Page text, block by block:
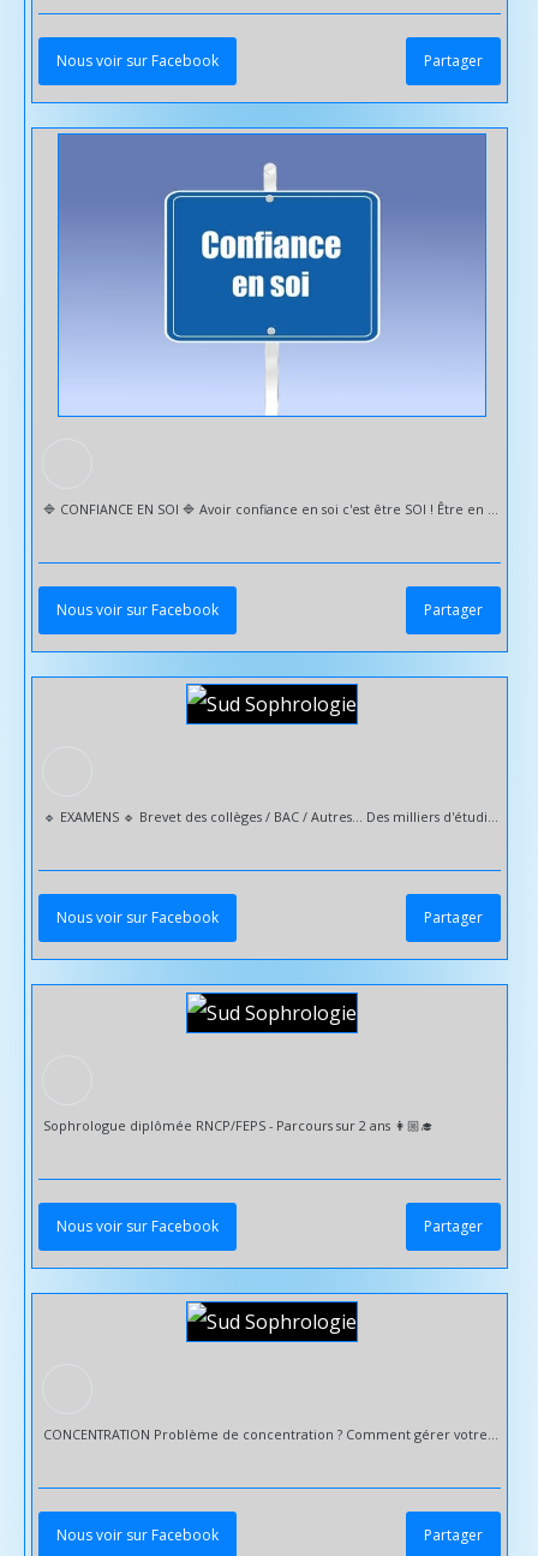
Nous voir sur Facebook Partager
Nous voir sur Facebook Partager
🔹️ EXAMENS 🔹️ Brevet des collèges / BAC / Autres... Des milliers d'étudiants sont en ce moment confrontés au stress et à l'anxiété à l'approche des examens ! L'impact du stress inhibe la capacité d'apprentissage et empêche aux informations d'être correctement assimilées. Il peut entraîner une perte de moyen et avoir de lourdes conséquences sur la confiance en soi. Je vous accompagne dès maintenant pour : ✅️ Prévenir ce stress et le diminuer lors du jour J ✅️ Développer les capacités d'apprentissage pour mieux intégrer les révisions ✅️ Développer la concentration et la confiance en soi ✅️ Développer une bonne qualité de sommeil --> Favorisant la mémoire et la concentration 🔷️ RAPPEL --> Tarifs réduits pour nos étudiants = 40 € 🔹️ Mobilité réduite ou manque de temps = Déplacement à domicile et/ou VISIO 🤳💻 Please Follow & Share 🙏 Toutlemonde #
Nous voir sur Facebook Partager
Sophrologue diplômée RNCP/FEPS - Parcours sur 2 ans 👩🏼‍🎓
Nous voir sur Facebook Partager
Nous voir sur Facebook Partager